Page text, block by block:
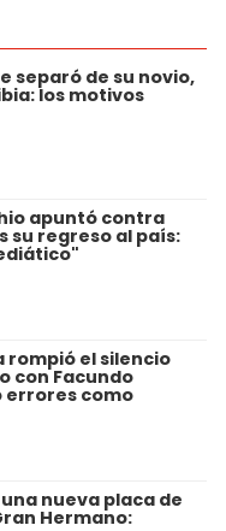
separó de su novio,
los motivos
apuntó contra
su regreso al país:
rompió el silencio
con Facundo
errores como
nueva placa de
Hermano: